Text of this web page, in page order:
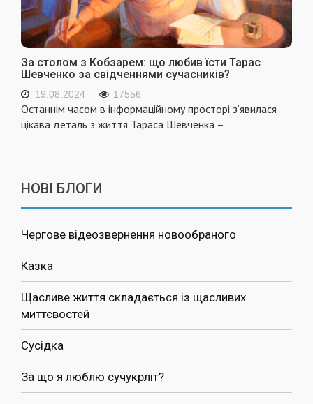
За столом з Кобзарем: що любив їсти Тарас
Шевченко за свідченнями сучасників?
19.08.2024 17556
Останнім часом в інформаційному просторі з’явилася
цікава деталь з життя Тараса Шевченка –
НОВІ БЛОГИ
Чергове відеозвернення новообраного
Казка
Щасливе життя складається із щасливих
миттєвостей
Сусідка
За що я люблю сучукрліт?